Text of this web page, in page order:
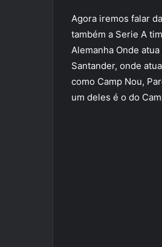
Agora iremos falar
também a Serie A
Alemanha Onde
Santander, onde
como Camp Nou,
um deles é o do